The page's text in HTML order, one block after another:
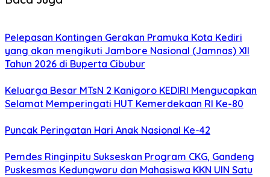
Pelepasan Kontingen Gerakan Pramuka Kota Kediri
yang akan mengikuti Jambore Nasional (Jamnas) XII
Tahun 2026 di Buperta Cibubur
Keluarga Besar MTsN 2 Kanigoro KEDIRI Mengucapkan
Selamat Memperingati HUT Kemerdekaan RI Ke-80
Puncak Peringatan Hari Anak Nasional Ke-42
Pemdes Ringinpitu Sukseskan Program CKG, Gandeng
Puskesmas Kedungwaru dan Mahasiswa KKN UIN Satu